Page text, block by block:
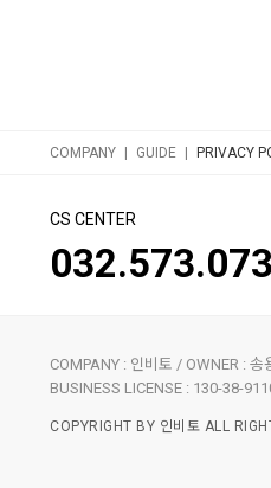
COMPANY GUIDE PRIVACY
CS CENTER
COMPANY : 인비토 / OWNER :
BUSINESS LICENSE : 130-38-
COPYRIGHT BY 인비토 ALL